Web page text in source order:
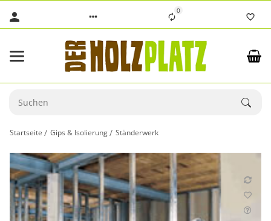
0
Startseite Gips & Isolierung Ständerwerk